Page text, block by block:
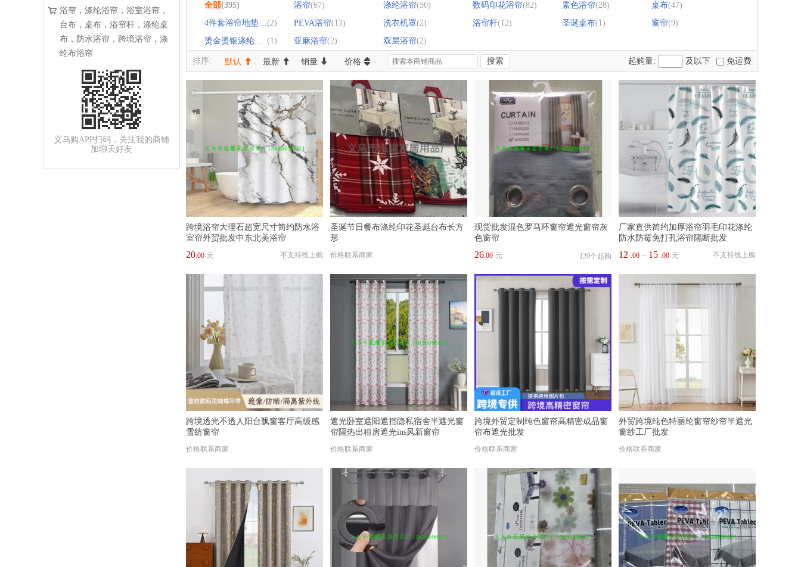
浴帘，涤纶浴帘，浴室浴帘，
台布，桌布，浴帘杆，涤纶桌
布，防水浴帘，跨境浴帘，涤
纶布浴帘
义乌购APP扫码，关注我的商铺
加聊天好友
全部(395) 浴帘(67) 涤纶浴帘(50) 数码印花浴帘(82) 素色浴帘(28) 桌布(47)
4件套浴帘地垫套装(2) PEVA浴帘(13) 洗衣机罩(2) 浴帘杆(12) 圣诞桌布(1) 窗帘(9)
烫金烫银涤纶浴帘 (1) 亚麻浴帘(2) 双层浴帘(2)
排序: 默认 最新 销量 价格 搜索 免运费
起购量: 及以下
跨境浴帘大理石超宽尺寸简约防水浴
室帘外贸批发中东北美浴帘
20.00 元 不支持线上购
圣诞节日餐布涤纶印花圣诞台布长方
形
价格联系商家
现货批发混色罗马环窗帘遮光窗帘灰
色窗帘
26.00 元 120个起购
厂家直供简约加厚浴帘羽毛印花涤纶
防水防霉免打孔浴帘隔断批发
12 .00 ~ 15 .00 元 不支持线上购
跨境透光不透人阳台飘窗客厅高级感
雪纺窗帘
价格联系商家
遮光卧室遮阳遮挡隐私宿舍半遮光窗
帘隔热出租房遮光ins风新窗帘
价格联系商家
跨境外贸定制纯色窗帘高精密成品窗
帘布遮光批发
价格联系商家
外贸跨境纯色特丽纶窗帘纱帘半遮光
窗纱工厂批发
价格联系商家